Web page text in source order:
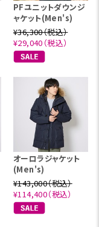
PFユニットダウンジ
ャケット(Men's)
¥36,300（税込）
¥29,040（税込）
オーロラジャケット
(Men's)
¥143,000（税込）
¥114,400（税込）